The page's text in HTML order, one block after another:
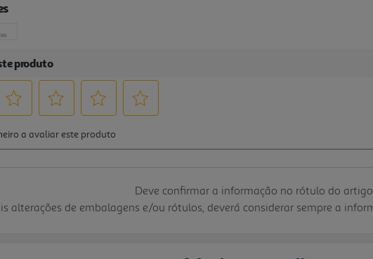
Deve confirmar a informação no rótulo do artigo.
alterações de embalagens e/ou rótulos, deverá considerar sempre a